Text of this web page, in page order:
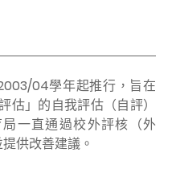
04學年起推行，旨在
」的自我評估（自評）
一直通過校外評核（外
供改善建議。